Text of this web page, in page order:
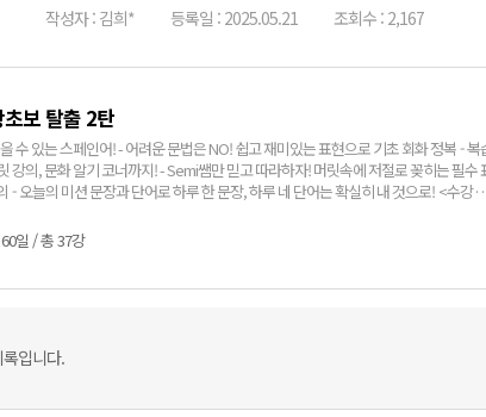
작성자 : 김희* 등록일 : 2025.05.21 조회수 : 2,167
보 탈출 2탄
운 문법은 NO! 쉽고 재미있는 표현으로 기초 회화 정복 - 복습
너까지! - Semi쌤만 믿고 따라하자! 머릿속에 저절로 꽂히는 필수 표
오늘의 미션 문장과 단어로 하루 한 문장, 하루 네 단어는 확실히 내 것으로! <수강 효과
생활 회화 표현으로, 원어민과 기본적인 회화 가능 3. 자연스럽게 나오는 표현으로 스페
자신감 UP! 4. 스페인어 왕초보에서 벗어나 다음 단계로 가기 위한 발돋움
일 / 총 37강
입니다.